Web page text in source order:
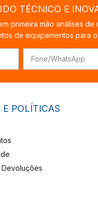
TÉCNICO E
primeira mão análises
de equipamentos para
E POLÍTICAS